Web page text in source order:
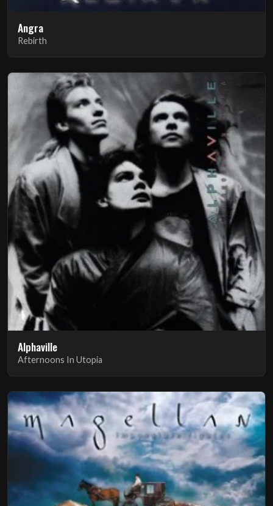
Angra
Rebirth
Alphaville
Afternoons In Utopia